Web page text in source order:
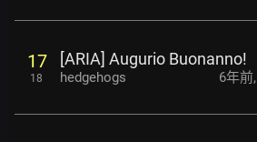
17
18
[ARIA] Augurio Buonanno!
hedgehogs 6年前,